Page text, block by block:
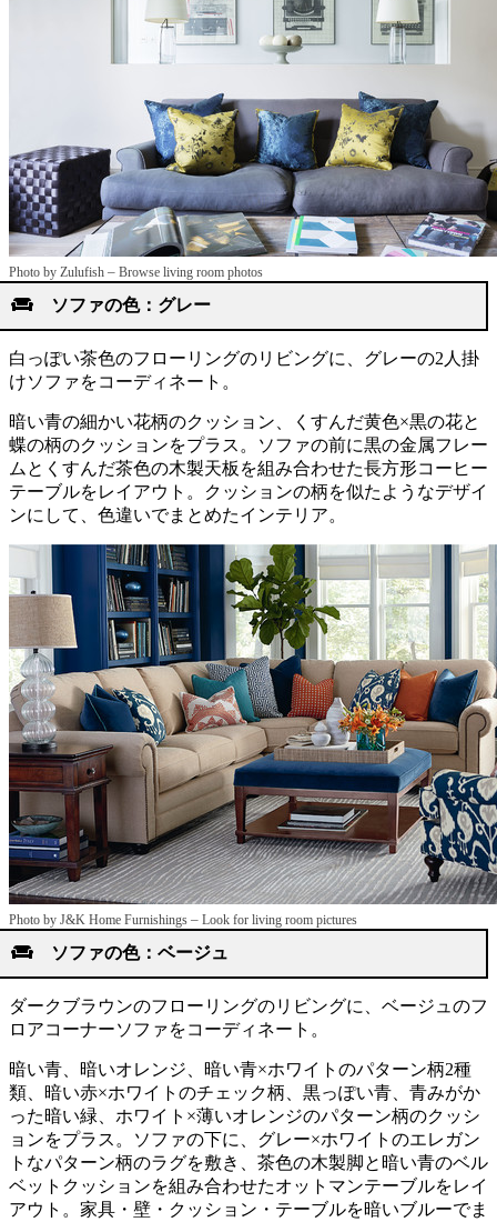
Photo by Zulufish – Browse living room photos
ソファの色：グレー
白っぽい茶色のフローリングのリビングに、グレーの2人掛
けソファをコーディネート。
暗い青の細かい花柄のクッション、くすんだ黄色×黒の花と
蝶の柄のクッションをプラス。ソファの前に黒の金属フレー
ムとくすんだ茶色の木製天板を組み合わせた長方形コーヒー
テーブルをレイアウト。クッションの柄を似たようなデザイ
ンにして、色違いでまとめたインテリア。
Photo by J&K Home Furnishings – Look for living room pictures
ソファの色：ベージュ
ダークブラウンのフローリングのリビングに、ベージュのフ
ロアコーナーソファをコーディネート。
暗い青、暗いオレンジ、暗い青×ホワイトのパターン柄2種
類、暗い赤×ホワイトのチェック柄、黒っぽい青、青みがか
った暗い緑、ホワイト×薄いオレンジのパターン柄のクッシ
ョンをプラス。ソファの下に、グレー×ホワイトのエレガン
トなパターン柄のラグを敷き、茶色の木製脚と暗い青のベル
ベットクッションを組み合わせたオットマンテーブルをレイ
アウト。家具・壁・クッション・テーブルを暗いブルーでま